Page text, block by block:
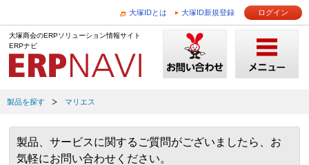
大塚IDとは 大塚ID新規登録 ログイン
大塚商会のERPソリューション情報サイト
ERPナビ
製品を探す マリエス
製品、サービスに関するご質問がございましたら、お
気軽にお問い合わせください。